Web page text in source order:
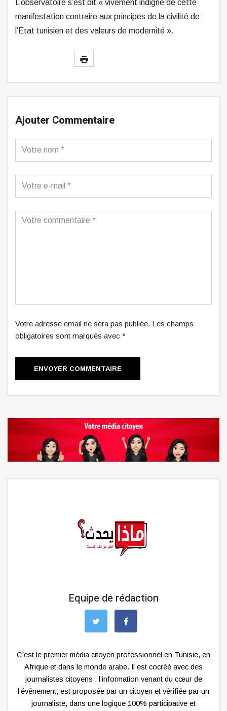
L’observatoire s’est dit « vivement indigné de cette
manifestation contraire aux principes de la civilité de
l’Etat tunisien et des valeurs de modernité ».
Ajouter Commentaire
Votre adresse email ne sera pas publiée. Les champs
obligatoires sont marqués avec *
ENVOYER COMMENTAIRE
Equipe de rédaction
C'est le premier média citoyen professionnel en Tunisie, en
Afrique et dans le monde arabe. Il est cocréé avec des
journalistes citoyens : l’information venant du cœur de
l’événement, est proposée par un citoyen et vérifiée par un
journaliste, dans une logique 100% participative et